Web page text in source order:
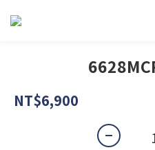
NT$6,900